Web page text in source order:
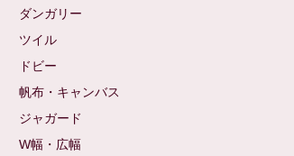
ダンガリー
ツイル
ドビー
帆布・キャンバス
ジャガード
W幅・広幅